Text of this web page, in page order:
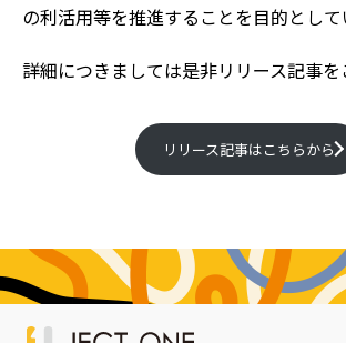
の利活用等を推進することを目的として
詳細につきましては是非リリース記事を
リリース記事はこちらから